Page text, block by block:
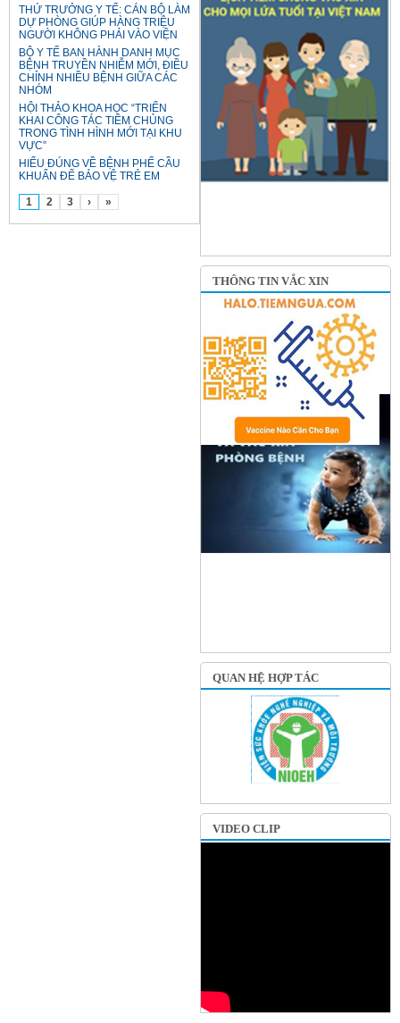
THỨ TRƯỞNG Y TẾ: CÁN BỘ LÀM
DỰ PHÒNG GIÚP HÀNG TRIỆU
NGƯỜI KHÔNG PHẢI VÀO VIỆN
BỘ Y TẾ BAN HÀNH DANH MỤC
BỆNH TRUYỀN NHIỄM MỚI, ĐIỀU
CHỈNH NHIỀU BỆNH GIỮA CÁC
NHÓM
HỘI THẢO KHOA HỌC “TRIỂN
KHAI CÔNG TÁC TIÊM CHỦNG
TRONG TÌNH HÌNH MỚI TẠI KHU
VỰC”
HIỂU ĐÚNG VỀ BỆNH PHẾ CẦU
KHUẨN ĐỂ BẢO VỆ TRẺ EM
1 2 3 › »
THÔNG TIN VẮC XIN
QUAN HỆ HỢP TÁC
VIDEO CLIP